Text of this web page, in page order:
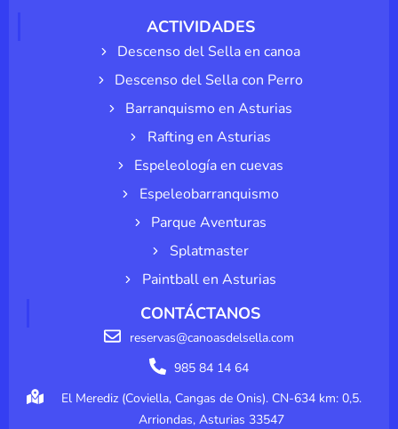
ACTIVIDADES
Descenso del Sella en canoa
Descenso del Sella con Perro
Barranquismo en Asturias
Rafting en Asturias
Espeleología en cuevas
Espeleobarranquismo
Parque Aventuras
Splatmaster
Paintball en Asturias
CONTÁCTANOS
reservas@canoasdelsella.com
985 84 14 64
El Merediz (Coviella, Cangas de Onis). CN-634 km: 0,5.
Arriondas, Asturias 33547